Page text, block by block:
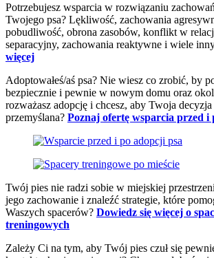
Potrzebujesz wsparcia w rozwiązaniu
Twojego psa? Lękliwość, zachowania
pobudliwość, obrona zasobów, konflikt w
separacyjny, zachowania reaktywne i wiele
więcej
Adoptowałeś/aś psa? Nie wiesz co zrobić, by
bezpiecznie i pewnie w nowym domu oraz
rozważasz adopcję i chcesz, aby Twoja decyzja
przemyślana? Poznaj ofertę wsparcia przed i
Twój pies nie radzi sobie w miejskiej
jego zachowanie i znaleźć strategie, które
Waszych spacerów? Dowiedz się więcej o
treningowych
Zależy Ci na tym, aby Twój pies czuł się